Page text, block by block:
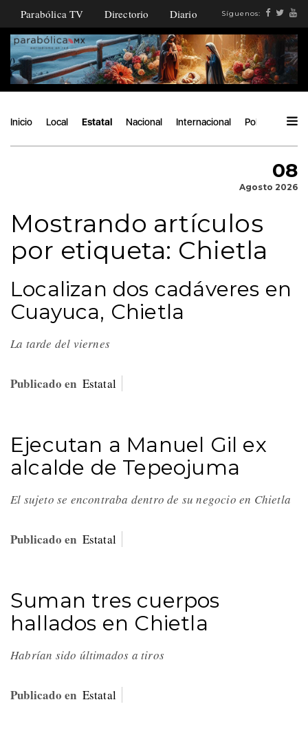
Parabólica TV Directorio Diario Síguenos:
Inicio Local Estatal Nacional Internacional Política
08
Agosto 2026
Mostrando artículos
por etiqueta: Chietla
Localizan dos cadáveres en
Cuayuca, Chietla
La tarde del viernes
Publicado en Estatal
Ejecutan a Manuel Gil ex
alcalde de Tepeojuma
El sujeto se encontraba dentro de su negocio en Chietla
Publicado en Estatal
Suman tres cuerpos
hallados en Chietla
Habrían sido últimados a tiros
Publicado en Estatal